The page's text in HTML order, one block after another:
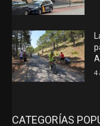
4
CATEGORÍAS